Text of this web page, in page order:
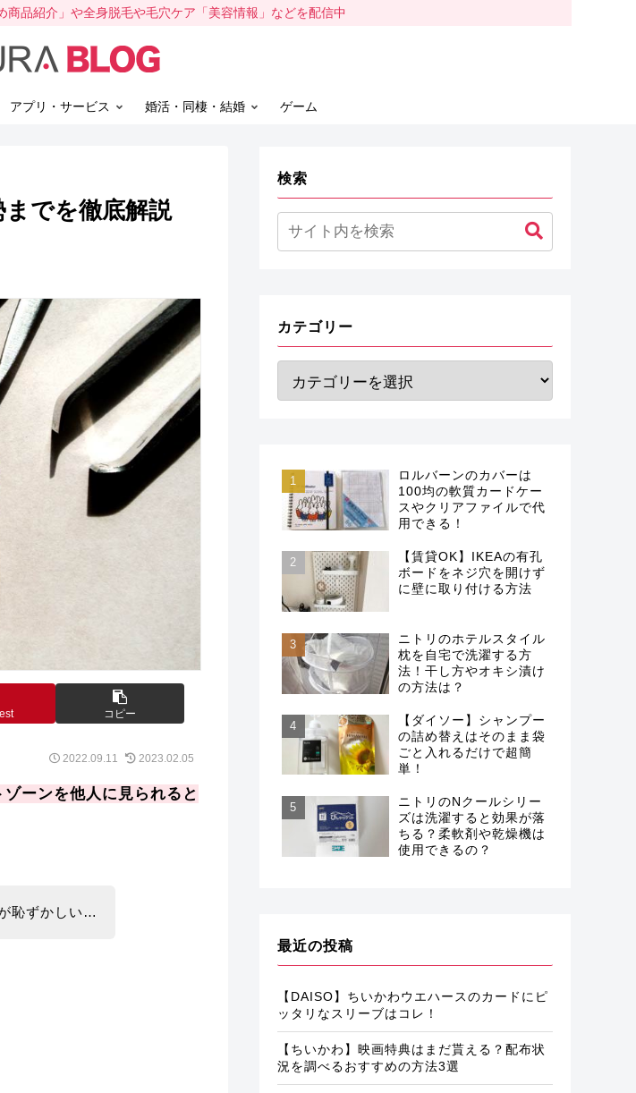
品紹介」や全身脱毛や毛穴ケア「美容情報」などを配信中
アプリ・サービス 婚活・同棲・結婚 ゲーム
でを徹底解説
コピー
2022.09.11 2023.02.05
ゾーンを他人に見られると
恥ずかしい…
検索
カテゴリー
ロルバーンのカバーは
100均の軟質カードケー
スやクリアファイルで代
用できる！
【賃貸OK】IKEAの有孔
ボードをネジ穴を開けず
に壁に取り付ける方法
ニトリのホテルスタイル
枕を自宅で洗濯する方
法！干し方やオキシ漬け
の方法は？
【ダイソー】シャンプー
の詰め替えはそのまま袋
ごと入れるだけで超簡
単！
ニトリのNクールシリー
ズは洗濯すると効果が落
ちる？柔軟剤や乾燥機は
使用できるの？
最近の投稿
【DAISO】ちいかわウエハースのカードにピ
ッタリなスリーブはコレ！
【ちいかわ】映画特典はまだ貰える？配布状
況を調べるおすすめの方法3選